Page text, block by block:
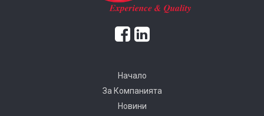
Начало
За Компанията
Новини